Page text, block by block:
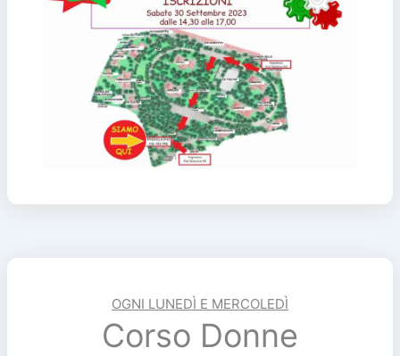
OGNI LUNEDÌ E MERCOLEDÌ
Corso Donne